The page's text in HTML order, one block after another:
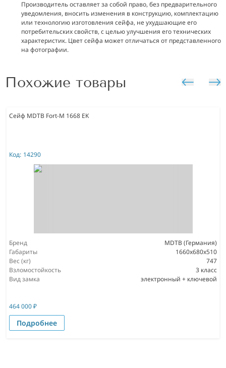
Производитель оставляет за собой право, без предварительного
уведомления, вносить изменения в конструкцию, комплектацию
или технологию изготовления сейфа, не ухудшающие его
потребительских свойств, с целью улучшения его технических
характеристик. Цвет сейфа может отличаться от представленного
на фотографии.
Похожие товары
Сейф MDTB Fort-M 1668 EK
Код: 14290
Бренд
MDTB (Германия)
Габариты
1660x680x510
Вес (кг)
747
Взломостойкость
3 класс
Вид замка
электронный + ключевой
464 000₽
Подробнее